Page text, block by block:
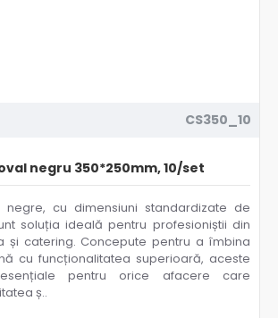
CS350_10
negru 350*250mm, 10/set
negre, cu dimensiuni standardizate de
soluția ideală pentru profesioniștii din
și catering. Concepute pentru a îmbina
cu funcționalitatea superioară, aceste
pentru orice afacere care
ș..